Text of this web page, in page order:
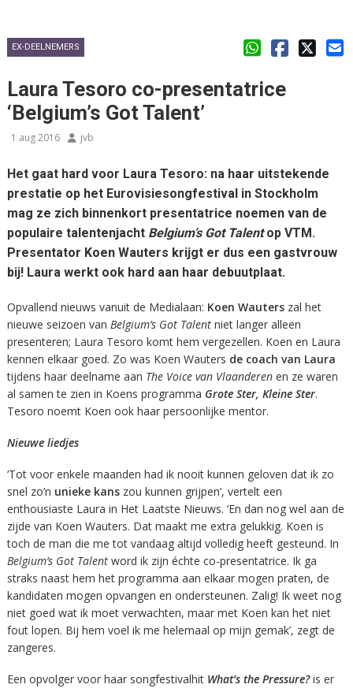
EX-DEELNEMERS
Laura Tesoro co-presentatrice
‘Belgium’s Got Talent’
1 aug 2016 jvb
Het gaat hard voor Laura Tesoro: na haar uitstekende
prestatie op het Eurovisiesongfestival in Stockholm
mag ze zich binnenkort presentatrice noemen van de
populaire talentenjacht Belgium’s Got Talentop VTM.
Presentator Koen Wauters krijgt er dus een gastvrouw
bij! Laura werkt ook hard aan haar debuutplaat.
Opvallend nieuws vanuit de Medialaan: Koen Wauterszal het
nieuwe seizoen van Belgium’s Got Talentniet langer alleen
presenteren; Laura Tesoro komt hem vergezellen. Koen en Laura
kennen elkaar goed. Zo was Koen Wauters de coach van Laura
tijdens haar deelname aan The Voice van Vlaanderenen ze waren
al samen te zien in Koens programma Grote Ster, Kleine Ster.
Tesoro noemt Koen ook haar persoonlijke mentor.
Nieuwe liedjes
‘Tot voor enkele maanden had ik nooit kunnen geloven dat ik zo
snel zo’n unieke kanszou kunnen grijpen’, vertelt een
enthousiaste Laura in Het Laatste Nieuws. ‘En dan nog wel aan de
zijde van Koen Wauters. Dat maakt me extra gelukkig. Koen is
toch de man die me tot vandaag altijd volledig heeft gesteund. In
Belgium’s Got Talentword ik zijn échte co-presentatrice. Ik ga
straks naast hem het programma aan elkaar mogen praten, de
kandidaten mogen opvangen en ondersteunen. Zalig! Ik weet nog
niet goed wat ik moet verwachten, maar met Koen kan het niet
fout lopen. Bij hem voel ik me helemaal op mijn gemak’, zegt de
zangeres.
Een opvolger voor haar songfestivalhit What’s the Pressure?is er